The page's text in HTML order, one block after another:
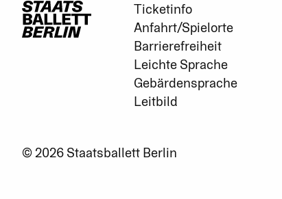
Ticketinfo
Anfahrt/Spielorte
Barrierefreiheit
Leichte Sprache
Gebärdensprache
Leitbild
© 2026 Staatsballett Berlin